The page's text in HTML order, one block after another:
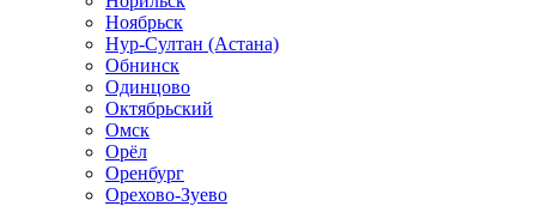
Ноябрьск
Нур-Султан (Астана)
Обнинск
Одинцово
Октябрьский
Омск
Орёл
Оренбург
Орехово-Зуево